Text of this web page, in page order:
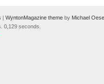
| WyntonMagazine theme by Michael
0,129 seconds.